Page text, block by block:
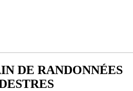
DE RANDONNÉES